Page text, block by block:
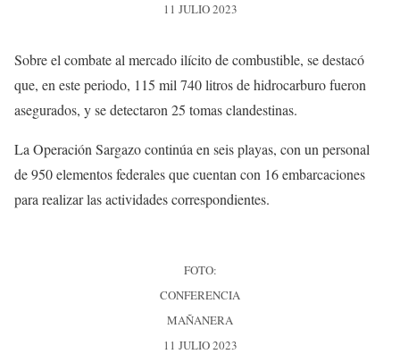
11 JULIO 2023
Sobre el combate al mercado ilícito de combustible, se destacó
que, en este periodo, 115 mil 740 litros de hidrocarburo fueron
asegurados, y se detectaron 25 tomas clandestinas.
La Operación Sargazo continúa en seis playas, con un personal
de 950 elementos federales que cuentan con 16 embarcaciones
para realizar las actividades correspondientes.
FOTO:
CONFERENCIA
MAÑANERA
11 JULIO 2023